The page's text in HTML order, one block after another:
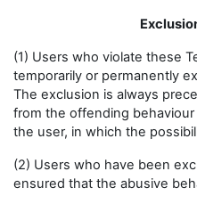
(1) Users who violate these
temporarily or permanently
The exclusion is always
from the offending
the user, in which the
(2) Users who have been
ensured that the abusive